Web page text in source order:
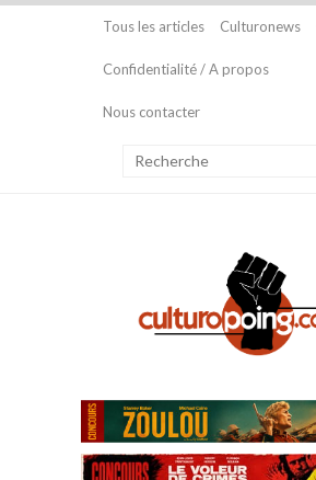
Tous les articles Culturonews
Confidentialité / A propos
Nous contacter